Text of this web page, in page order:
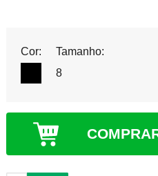
Cor:
Tamanho:
8